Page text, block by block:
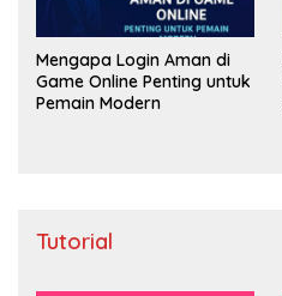
Mengapa Login Aman di
Game Online Penting untuk
Pemain Modern
Tutorial